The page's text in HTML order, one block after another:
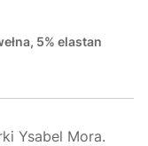
5% elastan
Ysabel Mora.